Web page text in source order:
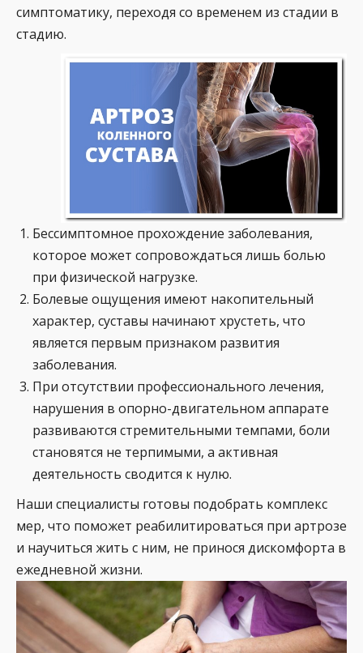
симптоматику, переходя со временем из стадии в
стадию.
Бессимптомное прохождение заболевания,
которое может сопровождаться лишь болью
при физической нагрузке.
Болевые ощущения имеют накопительный
характер, суставы начинают хрустеть, что
является первым признаком развития
заболевания.
При отсутствии профессионального лечения,
нарушения в опорно-двигательном аппарате
развиваются стремительными темпами, боли
становятся не терпимыми, а активная
деятельность сводится к нулю.
Наши специалисты готовы подобрать комплекс
мер, что поможет реабилитироваться при артрозе
и научиться жить с ним, не принося дискомфорта в
ежедневной жизни.